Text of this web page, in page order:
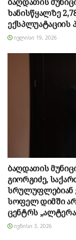
ხანისწყალზე
ექსპლუატაციის
ᲘᲕᲚᲘᲡᲘ 19, 2026
ბაღდათის
გიორგიძე,
სრულუფლებიან
სოფელ დიმში
ცენტრს
ᲘᲕᲜᲘᲡᲘ 3, 2026